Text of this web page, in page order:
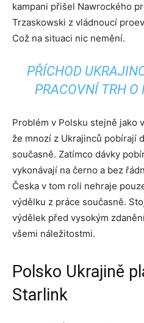
kampani přišel Nawrockého
Trzaskowski z vládnoucí
Což na situaci nic nemění.
PŘÍCHOD
PRACOVNÍ TRH O
Problém v Polsku stejně jako
že mnozí z Ukrajinců pobírají
současně. Zatímco dávky
vykonávají na černo a bez
Česka v tom roli nehraje
výdělku z práce současně.
výdělek před vysokým
všemi náležitostmi.
Polsko Ukrajině
Starlink